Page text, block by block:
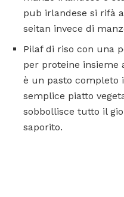
pub irlandese si rifà
seitan invece di
Pilaf di riso con una
per proteine ​​insieme
è un pasto completo
semplice piatto
sobbollisce tutto il
saporito.